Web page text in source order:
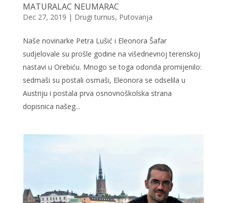
MATURALAC NEUMARAC
Dec 27, 2019 | Drugi turnus, Putovanja
Naše novinarke Petra Lušić i Eleonora Šafar
sudjelovale su prošle godine na višednevnoj terenskoj
nastavi u Orebiću. Mnogo se toga odonda promijenilo:
sedmaši su postali osmaši, Eleonora se odselila u
Austriju i postala prva osnovnoškolska strana
dopisnica našeg...